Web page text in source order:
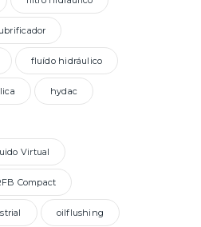
fluído hidráulico
hydac
Virtual
Compact
oilflushing